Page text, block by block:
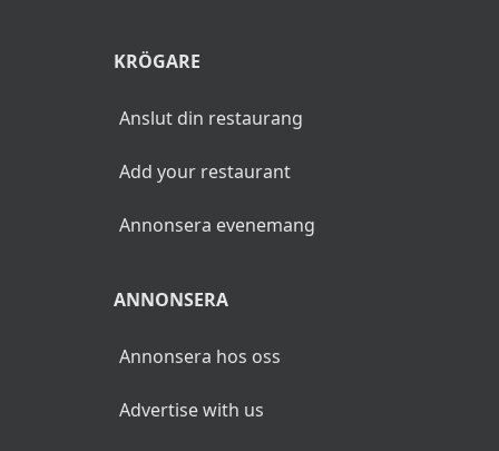
KRÖGARE
Anslut din restaurang
Add your restaurant
Annonsera evenemang
ANNONSERA
Annonsera hos oss
Advertise with us